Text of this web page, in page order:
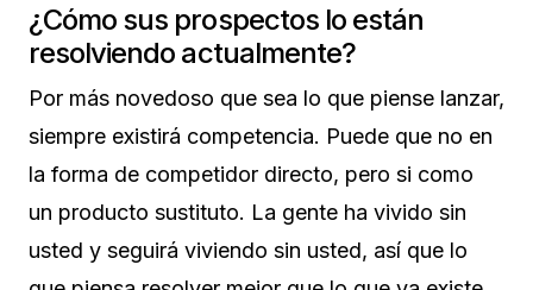
¿Cómo sus prospectos lo están
resolviendo actualmente?
Por más novedoso que sea lo que piense lanzar,
siempre existirá competencia. Puede que no en
la forma de competidor directo, pero si como
un producto sustituto. La gente ha vivido sin
usted y seguirá viviendo sin usted, así que lo